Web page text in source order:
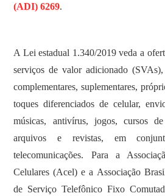
(ADI) 6269.
A Lei estadual 1.340/2019 veda a
serviços de valor adicionado
complementares, suplementares,
toques diferenciados de celular,
músicas, antivírus, jogos, cursos
arquivos e revistas, em
telecomunicações. Para a
Celulares (Acel) e a Associação
de Serviço Telefônico Fixo